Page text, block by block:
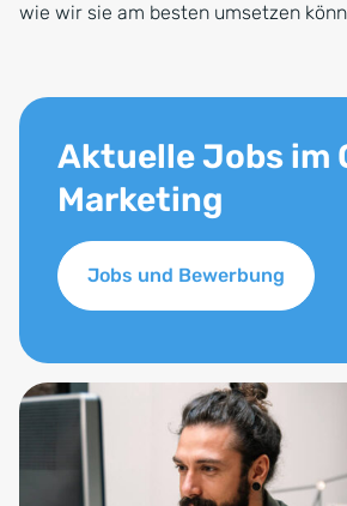
wie wir sie am besten umsetzen
Aktuelle Jobs im
Marketing
Jobs und Bewerbung